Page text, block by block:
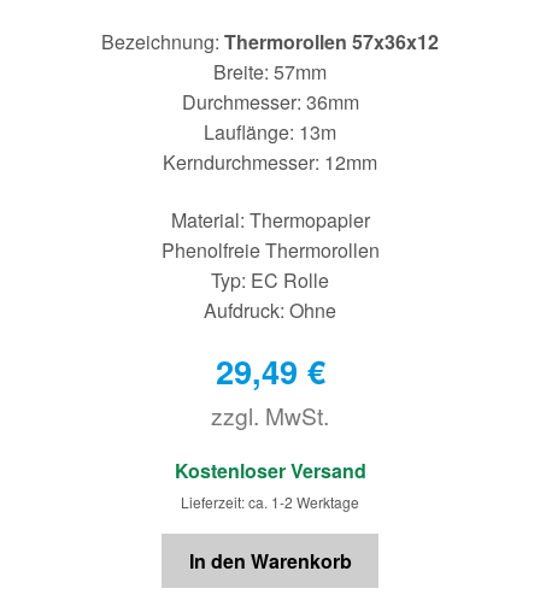
Bezeichnung: Thermorollen 57x36x12
Breite: 57mm
Durchmesser: 36mm
Lauflänge: 13m
Kerndurchmesser: 12mm
Material: Thermopapier
Phenolfreie Thermorollen
Typ: EC Rolle
Aufdruck: Ohne
29,49 €
zzgl. MwSt.
€
Kostenloser Versand
Lieferzeit: ca. 1-2 Werktage
In den Warenkorb